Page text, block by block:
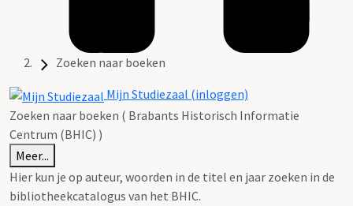
Zoeken naar boeken
Mijn Studiezaal (inloggen)
Zoeken naar boeken ( Brabants Historisch Informatie
Centrum (BHIC) )
Meer...
Hier kun je op auteur, woorden in de titel en jaar zoeken in de
bibliotheekcatalogus van het BHIC.